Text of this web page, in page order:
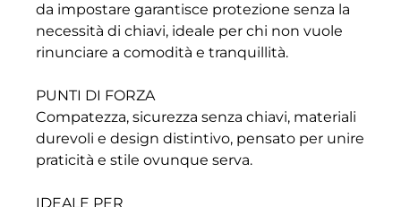
da impostare garantisce protezione senza la
necessità di chiavi, ideale per chi non vuole
rinunciare a comodità e tranquillità.
PUNTI DI FORZA
Compatezza, sicurezza senza chiavi, materiali
durevoli e design distintivo, pensato per unire
praticità e stile ovunque serva.
IDEALE PER